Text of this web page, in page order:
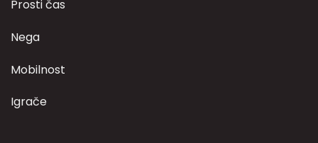
Prosti čas
Nega
Mobilnost
Igrače